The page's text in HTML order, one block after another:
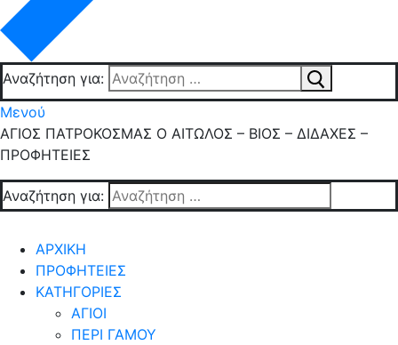
Αναζήτηση για:
Μενού
ΑΓΙΟΣ ΠΑΤΡΟΚΟΣΜΑΣ Ο ΑΙΤΩΛΟΣ – ΒΙΟΣ – ΔΙΔΑΧΕΣ –
ΠΡΟΦΗΤΕΙΕΣ
Αναζήτηση για:
ΑΡΧΙΚΗ
ΠΡΟΦΗΤΕΙΕΣ
ΚΑΤΗΓΟΡΙΕΣ
ΑΓΙΟΙ
ΠΕΡΙ ΓΑΜΟΥ